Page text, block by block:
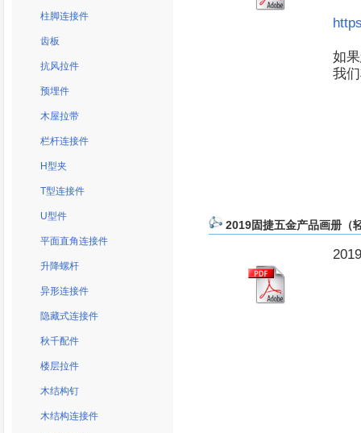
如
我
2019固捷五金产品画册（
柱脚连接件
齿板
抗风拉件
预埋件
木屋拉带
栏杆连接件
H型夹
T型连接件
U型件
平面直角连接件
升降螺杆
异形连接件
隐藏式连接件
秋千配件
楼层拉件
木结构钉
木结构连接件